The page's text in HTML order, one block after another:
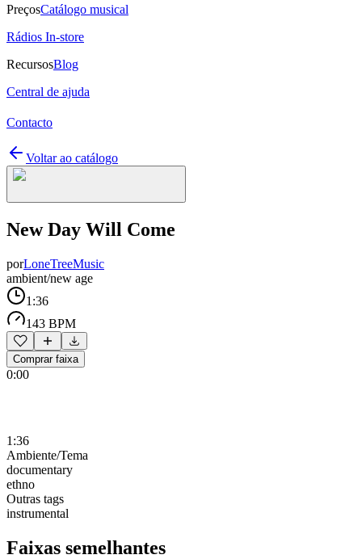
PreçosCatálogo musical
Rádios In-store
RecursosBlog
Central de ajuda
Contacto
Voltar ao catálogo
New Day Will Come
porLoneTreeMusic
ambient/new age
1:36
143 BPM
Comprar faixa
0:00
1:36
Ambiente/Tema
documentary
ethno
Outras tags
instrumental
Faixas semelhantes